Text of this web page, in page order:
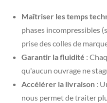
Maîtriser les temps
phases incompressibles
prise des colles de
Garantir la fluidité :
qu'aucun ouvrage ne
Accélérer la livraison :
nous permet de traiter